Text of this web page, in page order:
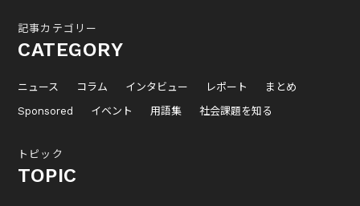
記事カテゴリー
CATEGORY
ニュース コラム インタビュー レポート
まとめ
Sponsored
イベント 用語集 社会課題を知る
トピック
TOPIC